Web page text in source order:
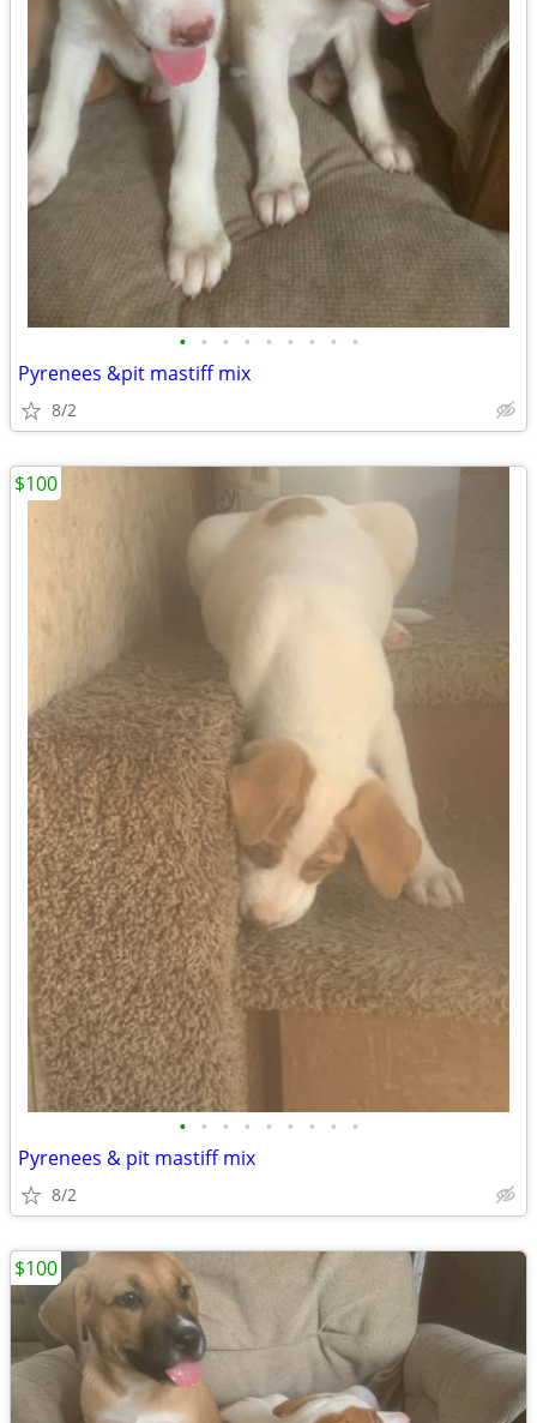
• • • • • • • • •
Pyrenees &pit mastiff mix
8/2
• • • • • • • • •
Pyrenees & pit mastiff mix
8/2
$100
$100